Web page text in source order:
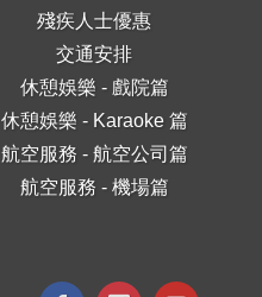
殘疾人士優惠
交通安排
休憩娛樂 - 戲院篇
休憩娛樂 - Karaoke 篇
航空服務 - 航空公司篇
航空服務 - 機場篇